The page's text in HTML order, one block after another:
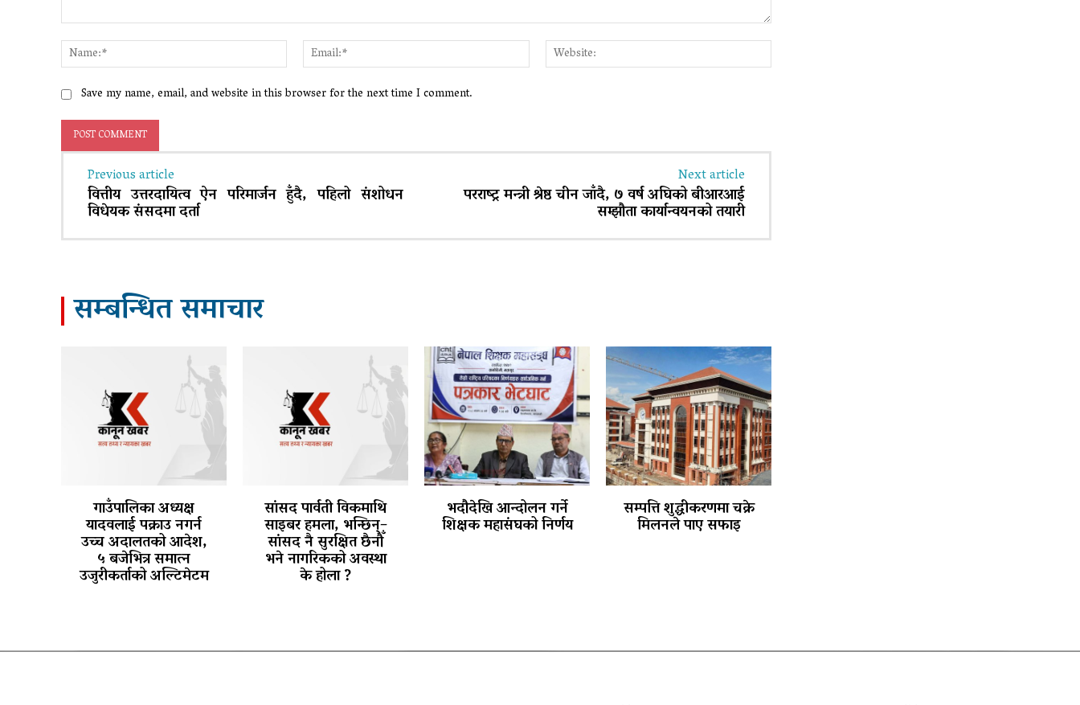
Name:*
Email:*
Save my name, email, and website in this browser for the next time I comment.
Previous article
वित्तीय उत्तरदायित्व ऐन परिमार्जन हुँदै, पहिलो संशोधन
विधेयक संसदमा दर्ता
Next article
परराष्ट्र मन्त्री श्रेष्ठ चीन जाँदै, ७ वर्ष अघिको बीआरआई
सम्झौता कार्यान्वयनको तयारी
सम्बन्धित समाचार
गाउँपालिका अध्यक्ष
यादवलाई पक्राउ नगर्न
उच्च अदालतको आदेश,
५ बजेभित्र समात्न
उजुरीकर्ताको अल्टिमेटम
सांसद पार्वती विकमाथि
साइबर हमला, भन्छिन्–
सांसद नै सुरक्षित छैनौँ
भने नागरिकको अवस्था
के होला ?
भदौदेखि आन्दोलन गर्ने
शिक्षक महासंघको निर्णय
सम्पत्ति शुद्धीकरणमा चक्रे
मिलनले पाए सफाइ